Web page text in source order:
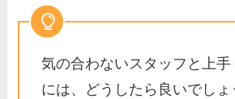
気の合わないスタッフと上手
には、どうしたら良いでしょ